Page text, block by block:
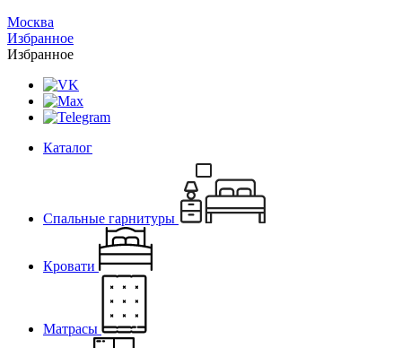
Москва
Избранное
Избранное
Каталог
Спальные гарнитуры
Кровати
Матрасы